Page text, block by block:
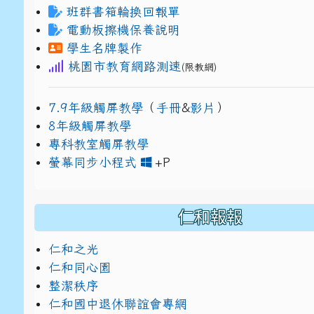
班群書箱輪換回報單
電動板擦機保養說明
學生名牌製作
桃園市教育網路測速 (限教網)
7.9年級觸屏教學 （ 手冊&影片 ）
8年級觸屏教學
專科教室觸屏教學
螢幕同步小程式
+Plink to https://
link to https://
仁和報報
仁和之光
仁和同心園
整潔秩序
仁和國中退休聯誼會專網